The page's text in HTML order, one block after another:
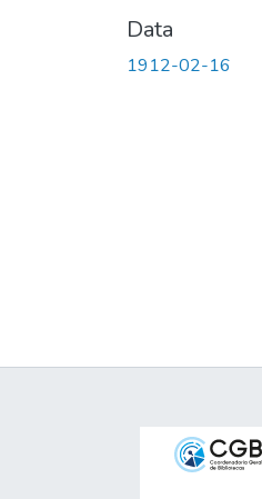
Data
1912-02-16